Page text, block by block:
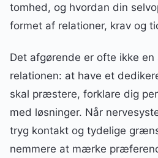
tomhed, og hvordan din
formet af relationer, krav og
Det afgørende er ofte ikke
relationen: at have et
skal præstere, forklare dig
med løsninger. Når
tryg kontakt og tydelige
nemmere at mærke